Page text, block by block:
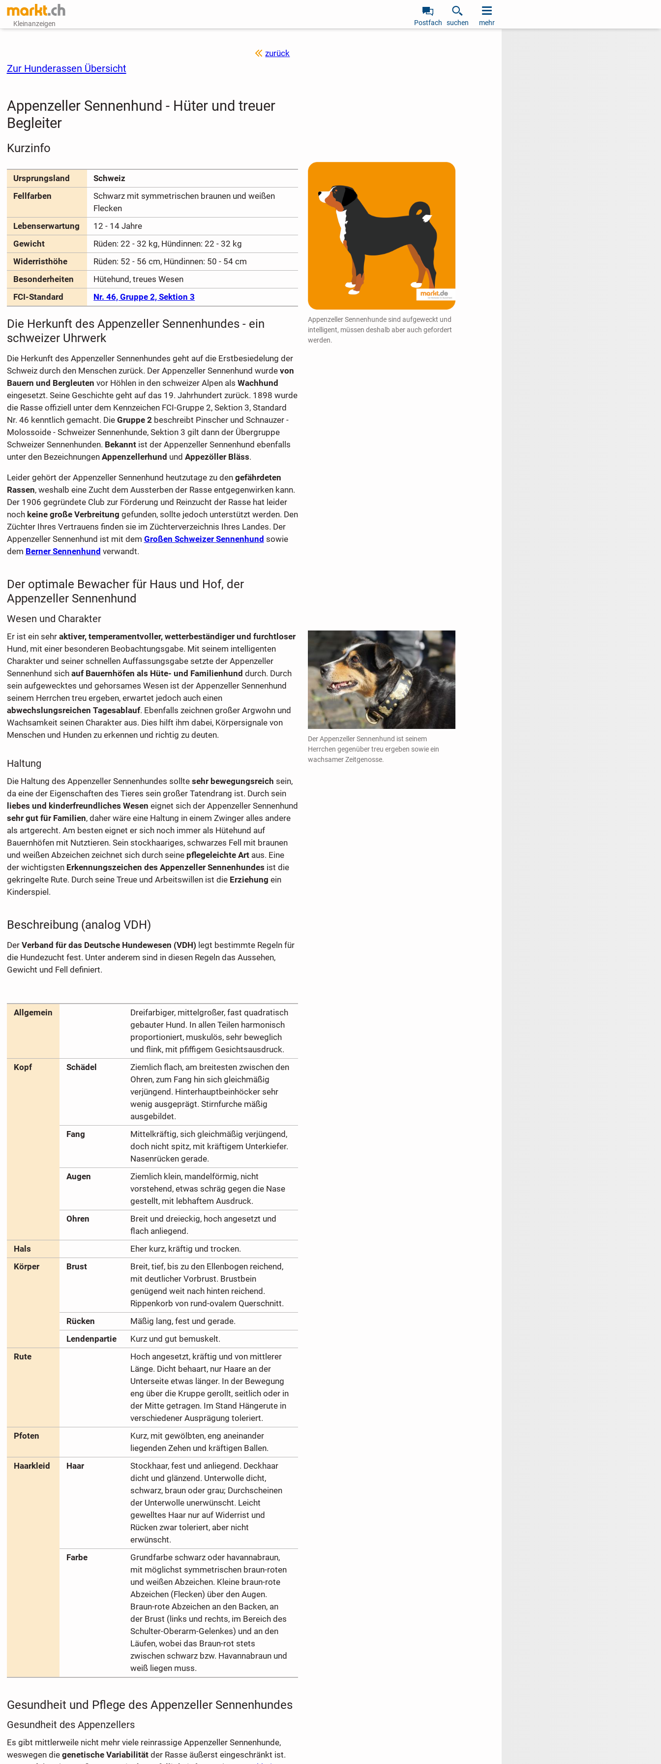
Kleinanzeigen Postfach suchen mehr
zurück
Zur Hunderassen Übersicht
Appenzeller Sennenhund - Hüter und treuer
Begleiter
Kurzinfo
Ursprungsland
Schweiz
Fellfarben
Schwarz mit symmetrischen braunen und weißen
Flecken
Lebenserwartung
12 - 14 Jahre
Gewicht
Rüden: 22 - 32 kg, Hündinnen: 22 - 32 kg
Widerristhöhe
Rüden: 52 - 56 cm, Hündinnen: 50 - 54 cm
Besonderheiten
Hütehund, treues Wesen
FCI-Standard
Nr. 46, Gruppe 2, Sektion 3
Appenzeller Sennenhunde sind aufgeweckt und
intelligent, müssen deshalb aber auch gefordert
werden.
Die Herkunft des Appenzeller Sennenhundes - ein
schweizer Uhrwerk
Die Herkunft des Appenzeller Sennenhundes geht auf die Erstbesiedelung der
Schweiz durch den Menschen zurück. Der Appenzeller Sennenhund wurde von
Bauern und Bergleuten vor Höhlen in den schweizer Alpen als Wachhund
eingesetzt. Seine Geschichte geht auf das 19. Jahrhundert zurück. 1898 wurde
die Rasse offiziell unter dem Kennzeichen FCI-Gruppe 2, Sektion 3, Standard
Nr. 46 kenntlich gemacht. Die Gruppe 2 beschreibt Pinscher und Schnauzer -
Molossoide - Schweizer Sennenhunde, Sektion 3 gilt dann der Übergruppe
Schweizer Sennenhunden. Bekanntist der Appenzeller Sennenhund ebenfalls
unter den Bezeichnungen Appenzellerhund und Appezöller Bläss.
Leider gehört der Appenzeller Sennenhund heutzutage zu den gefährdeten
Rassen, weshalb eine Zucht dem Aussterben der Rasse entgegenwirken kann.
Der 1906 gegründete Club zur Förderung und Reinzucht der Rasse hat leider
noch keine große Verbreitung gefunden, sollte jedoch unterstützt werden. Den
Züchter Ihres Vertrauens finden sie im Züchterverzeichnis Ihres Landes. Der
Appenzeller Sennenhund ist mit dem Großen Schweizer Sennenhund sowie
dem Berner Sennenhund verwandt.
Der optimale Bewacher für Haus und Hof, der
Appenzeller Sennenhund
Wesen und Charakter
Der Appenzeller Sennenhund ist seinem
Herrchen gegenüber treu ergeben sowie ein
wachsamer Zeitgenosse.
Er ist ein sehr aktiver, temperamentvoller, wetterbeständiger und furchtloser
Hund, mit einer besonderen Beobachtungsgabe. Mit seinem intelligenten
Charakter und seiner schnellen Auffassungsgabe setzte der Appenzeller
Sennenhund sich auf Bauernhöfen als Hüte- und Familienhund durch. Durch
sein aufgewecktes und gehorsames Wesen ist der Appenzeller Sennenhund
seinem Herrchen treu ergeben, erwartet jedoch auch einen
abwechslungsreichen Tagesablauf. Ebenfalls zeichnen großer Argwohn und
Wachsamkeit seinen Charakter aus. Dies hilft ihm dabei, Körpersignale von
Menschen und Hunden zu erkennen und richtig zu deuten.
Haltung
Die Haltung des Appenzeller Sennenhundes sollte sehr bewegungsreich sein,
da eine der Eigenschaften des Tieres sein großer Tatendrang ist. Durch sein
liebes und kinderfreundliches Wesen eignet sich der Appenzeller Sennenhund
sehr gut für Familien, daher wäre eine Haltung in einem Zwinger alles andere
als artgerecht. Am besten eignet er sich noch immer als Hütehund auf
Bauernhöfen mit Nutztieren. Sein stockhaariges, schwarzes Fell mit braunen
und weißen Abzeichen zeichnet sich durch seine pflegeleichte Artaus. Eine
der wichtigsten Erkennungszeichen des Appenzeller Sennenhundes ist die
gekringelte Rute. Durch seine Treue und Arbeitswillen ist die Erziehung ein
Kinderspiel.
Beschreibung (analog VDH)
Der Verband für das Deutsche Hundewesen (VDH) legt bestimmte Regeln für
die Hundezucht fest. Unter anderem sind in diesen Regeln das Aussehen,
Gewicht und Fell definiert.
Allgemein
Dreifarbiger, mittelgroßer, fast quadratisch
gebauter Hund. In allen Teilen harmonisch
proportioniert, muskulös, sehr beweglich
und flink, mit pfiffigem Gesichtsausdruck.
Kopf
Schädel
Ziemlich flach, am breitesten zwischen den
Ohren, zum Fang hin sich gleichmäßig
verjüngend. Hinterhauptbeinhöcker sehr
wenig ausgeprägt. Stirnfurche mäßig
ausgebildet.
Fang
Mittelkräftig, sich gleichmäßig verjüngend,
doch nicht spitz, mit kräftigem Unterkiefer.
Nasenrücken gerade.
Augen
Ziemlich klein, mandelförmig, nicht
vorstehend, etwas schräg gegen die Nase
gestellt, mit lebhaftem Ausdruck.
Ohren
Breit und dreieckig, hoch angesetzt und
flach anliegend.
Hals
Eher kurz, kräftig und trocken.
Körper
Brust
Breit, tief, bis zu den Ellenbogen reichend,
mit deutlicher Vorbrust. Brustbein
genügend weit nach hinten reichend.
Rippenkorb von rund-ovalem Querschnitt.
Rücken
Mäßig lang, fest und gerade.
Lendenpartie
Kurz und gut bemuskelt.
Rute
Hoch angesetzt, kräftig und von mittlerer
Länge. Dicht behaart, nur Haare an der
Unterseite etwas länger. In der Bewegung
eng über die Kruppe gerollt, seitlich oder in
der Mitte getragen. Im Stand Hängerute in
verschiedener Ausprägung toleriert.
Pfoten
Kurz, mit gewölbten, eng aneinander
liegenden Zehen und kräftigen Ballen.
Haarkleid
Haar
Stockhaar, fest und anliegend. Deckhaar
dicht und glänzend. Unterwolle dicht,
schwarz, braun oder grau; Durchscheinen
der Unterwolle unerwünscht. Leicht
gewelltes Haar nur auf Widerrist und
Rücken zwar toleriert, aber nicht
erwünscht.
Farbe
Grundfarbe schwarz oder havannabraun,
mit möglichst symmetrischen braun-roten
und weißen Abzeichen. Kleine braun-rote
Abzeichen (Flecken) über den Augen.
Braun-rote Abzeichen an den Backen, an
der Brust (links und rechts, im Bereich des
Schulter-Oberarm-Gelenkes) und an den
Läufen, wobei das Braun-rot stets
zwischen schwarz bzw. Havannabraun und
weiß liegen muss.
Gesundheit und Pflege des Appenzeller Sennenhundes
Gesundheit des Appenzellers
Es gibt mittlerweile nicht mehr viele reinrassige Appenzeller Sennenhunde,
weswegen die genetische Variabilitätder Rasse äußerst eingeschränkt ist.